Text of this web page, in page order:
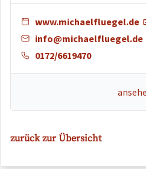
www.michaelfluegel.de
info@michaelfluegel.de
0172/6619470
zurück zur Übersicht